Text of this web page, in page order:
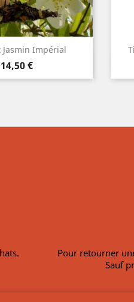
Jasmin Impérial
Prix
14,50 €rapide
Pour retourner
Sauf